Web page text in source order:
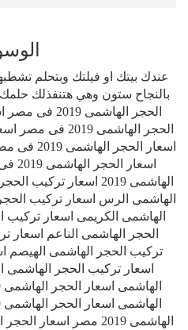
عندك بيتك او فيلتك وبتحلم
بالنجاح ستون وهي هتنفذلك
الحجر
اسعار
الهاشمى 2019 اسعار
الهاشمى الرس اسعار تركيب
الهاشمى الكريمى اسعار
الحجر الهاشمى الناعم اسعار
تركيب الحجر الهاشمى الهيصم
اسعار تركيب الحجر الهاشمى